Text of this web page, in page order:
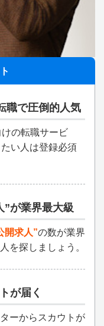
職で圧倒的人気
の転職サービ
たい人は登録必須
”が業界最大級
開求人”の数が業界
を探しましょう。
が届く
ーからスカウトが